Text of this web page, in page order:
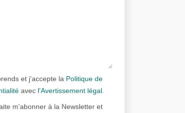
et j'accepte la Politique de
avec l'Avertissement légal
m'abonner à la Newsletter et